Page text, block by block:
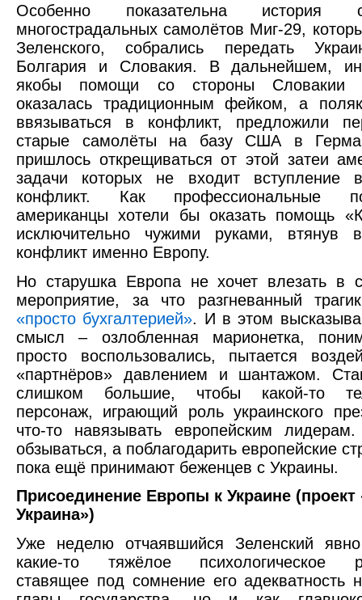
Особенно показательна история
многострадальных самолётов Миг-29,
Зеленского, собрались передать
Болгария и Словакия. В дальнейшем,
якобы помощи со стороны Словакии
оказалась традиционным фейком, а
ввязываться в конфликт, предложили
старые самолёты на базу США в
пришлось открещиваться от этой затеи
задачи которых не входит вступление
конфликт. Как профессиональные
американцы хотели бы оказать помощь
исключительно чужими руками, втянув
конфликт именно Европу.
Но старушка Европа не хочет влезать в
мероприятие, за что разгневанный
«просто бухгалтерией». И в этом
смысл – озлобленная марионетка,
просто воспользовались, пытается
«партнёров» давлением и шантажом.
слишком большие, чтобы какой-то
персонаж, играющий роль украинского
что-то навязывать европейским
обзываться, а поблагодарить европейские
пока ещё принимают беженцев с Украины.
Присоединение Европы к Украине
Украина»)
Уже неделю отчаявшийся Зеленский
какие-то тяжёлое психологическое
ставящее под сомнение его адекватность